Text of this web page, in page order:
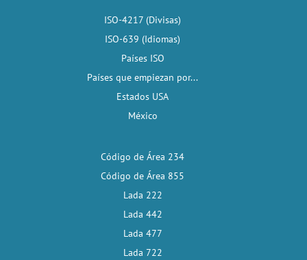
ISO-4217 (Divisas)
ISO-639 (Idiomas)
Países ISO
Países que empiezan por...
Estados USA
México
Código de Área 234
Código de Área 855
Lada 222
Lada 442
Lada 477
Lada 722